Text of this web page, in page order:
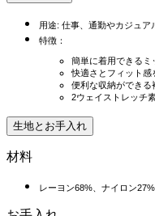
用途: 仕事、通勤やカジュア
特徴：
簡単に着用できるミ
快適さとフィット感
便利な収納ができる
2ウェイストレッチ
生地とお手入れ
材料
レーヨン68%、ナイロン